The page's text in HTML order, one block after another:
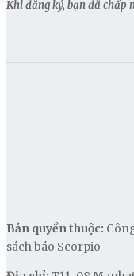
Khi đăng ký, bạn đã chấp
Bản quyền thuộc:
sách báo Scorpio